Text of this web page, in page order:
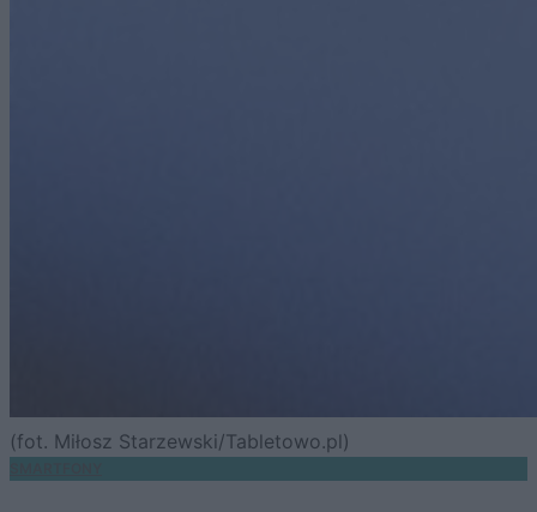
(fot. Miłosz Starzewski/Tabletowo.pl)